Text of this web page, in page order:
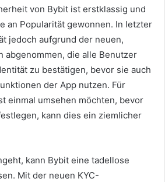
von Bybit ist erstklassig und
an Popularität gewonnen. In letzter
jedoch aufgrund der neuen,
abgenommen, die alle Benutzer
zu bestätigen, bevor sie auch
der App nutzen. Für
einmal umsehen möchten, bevor
kann dies ein ziemlicher
kann Bybit eine tadellose
Mit der neuen KYC-